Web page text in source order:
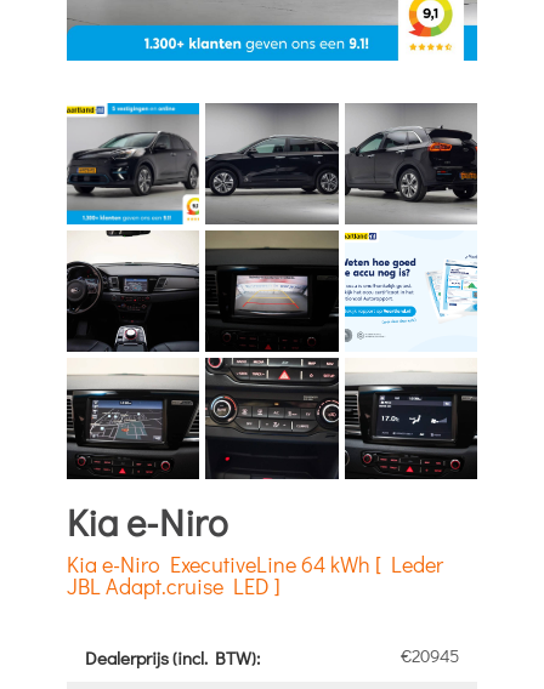
Kia e-Niro
Kia e-Niro ExecutiveLine 64 kWh [ Leder
JBL Adapt.cruise LED ]
Dealerprijs (incl. BTW): €20945